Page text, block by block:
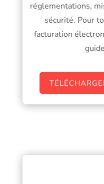
réglementations,
sécurité. Pour
facturation